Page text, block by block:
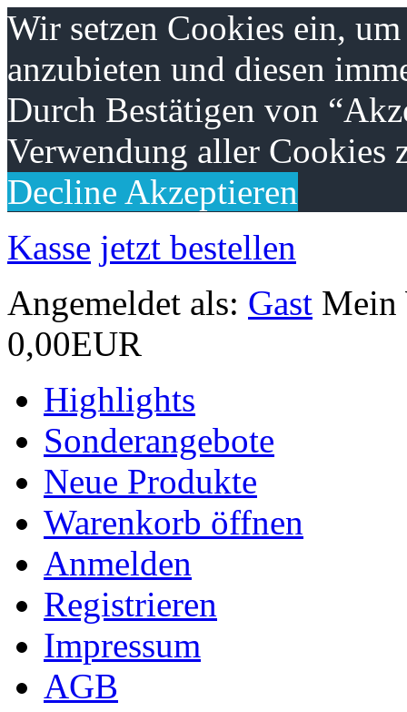
Wir setzen Cookies ein,
anzubieten und diesen
Durch Bestätigen von
Verwendung aller Cookies
Decline Akzeptieren
Kasse jetzt bestellen
Angemeldet als: Gast Mein
0,00EUR
Highlights
Sonderangebote
Neue Produkte
Warenkorb öffnen
Anmelden
Registrieren
Impressum
AGB